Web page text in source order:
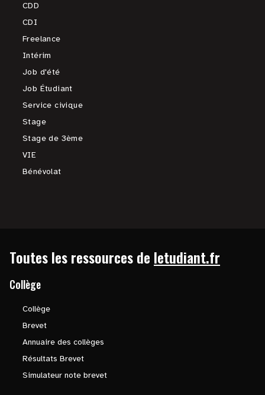
CDD
CDI
Freelance
Intérim
Job d'été
Job Étudiant
Service civique
Stage
Stage de 3ème
VIE
Bénévolat
Toutes les ressources de letudiant.fr
Collège
Collège
Brevet
Annuaire des collèges
Résultats Brevet
Simulateur note brevet